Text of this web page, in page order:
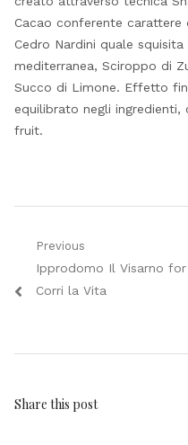
Cacao conferente
Cedro Nardini quale squisita
mediterranea, Sciroppo di
Succo di Limone. Effetto
equilibrato negli
fruit.
Navigazione
articoli
Previous
Previous
post:
Ipprodomo Il Visarno for
Corri la Vita
Share this post